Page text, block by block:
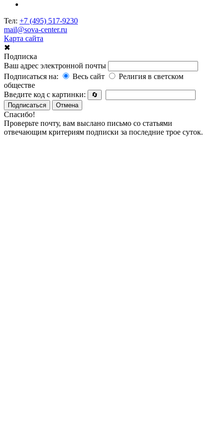
Тел: +7 (495) 517-9230
mail@sova-center.ru
Карта сайта
✖
Подписка
Ваш адрес электронной почты
Подписаться на:
Весь сайт
Религия в светском
обществе
Введите код с картинки:
🔄
Подписаться
Отмена
Спасибо!
Проверьте почту, вам выслано письмо со статьями
отвечающим критериям подписки за последние трое суток.